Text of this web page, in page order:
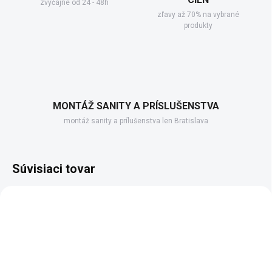
zvyčajne od 24 - 48h
zľavy až 70% na vybrané
produkty
MONTÁŽ SANITY A PRÍSLUŠENSTVA
montáž sanity a prílušenstva len Bratislava
Súvisiaci tovar